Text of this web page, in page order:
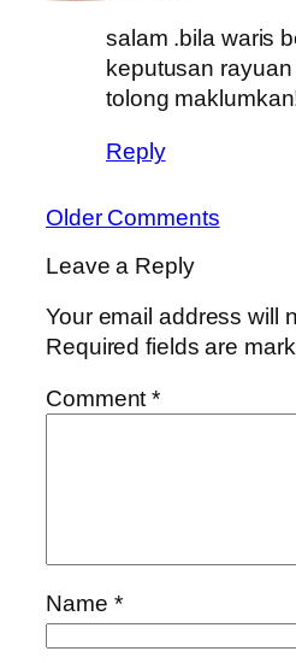
salam .bila waris
keputusan
tolong
Reply
Older Comments
Leave a Reply
Your email address will
Required fields are
Comment*
Name *